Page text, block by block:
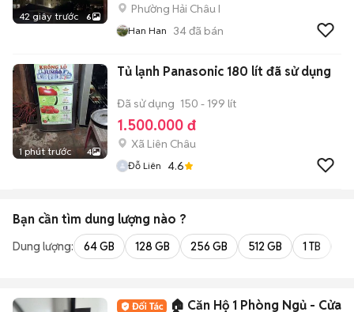
42 giây trước 6
Phường Hải Châu I
Han Han 34đã bán
1 phút trước 4
Tủ lạnh Panasonic 180 lít đã sử dụng
Đã sử dụng 150 - 199 lít
1.500.000 đ
Xã Liên Châu
Đỗ Liên 4.6
Bạn cần tìm dung lượng nào ?
Dung lượng: 64 GB 128 GB 256 GB 512 GB 1 TB
🏠 Căn Hộ 1 Phòng Ngủ - Cửa